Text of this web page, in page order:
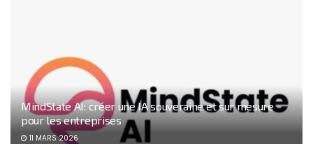
Lyon s’ouvre aux opportunités Tunisie-Italie le 21 avril
0 PARTAGES